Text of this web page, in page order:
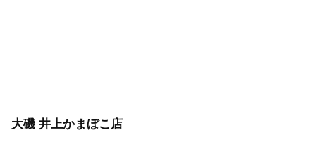
大磯 井上かまぼこ店